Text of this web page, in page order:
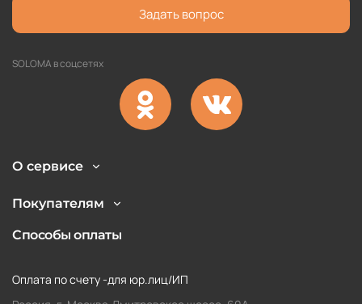
Задать вопрос
SOLOMA в соцсетях
О сервисе
Покупателям
Способы оплаты
Оплата по счету -для юр.лиц/ИП